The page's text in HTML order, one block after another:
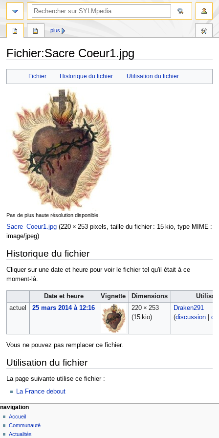
Fichier:Sacre Coeur1.jpg
Fichier Historique du fichier Utilisation du fichier
Pas de plus haute résolution disponible.
Sacre_Coeur1.jpg‎ (220 × 253 pixels, taille du fichier : 15 kio, type MIME :
image/jpeg)
Historique du fichier
Cliquer sur une date et heure pour voir le fichier tel qu'il était à ce
moment-là.
Date et heure Vignette Dimensions
actuel
25 mars 2014 à 12:16
220 × 253
(15 kio)
Draken291
(discussion|
Vous ne pouvez pas remplacer ce fichier.
Utilisation du fichier
La page suivante utilise ce fichier :
La France debout
plus
navigation
Accueil
Communauté
Actualités